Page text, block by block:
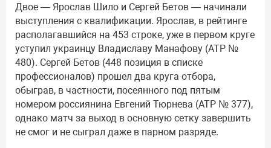
Двое — Ярослав Шило и Сергей Бетов — начинали
выступления с квалификации. Ярослав, в рейтинге
располагавшийся на 453 строке, уже в первом круге
уступил украинцу Владиславу Манафову (АТР №
480). Сергей Бетов (448 позиция в списке
профессионалов) прошел два круга отбора,
обыграв, в частности, посеянного под пятым
номером россиянина Евгений Тюрнева (АТР № 377),
однако матч за выход в основную сетку завершить
не смог и не сыграл даже в парном разряде.